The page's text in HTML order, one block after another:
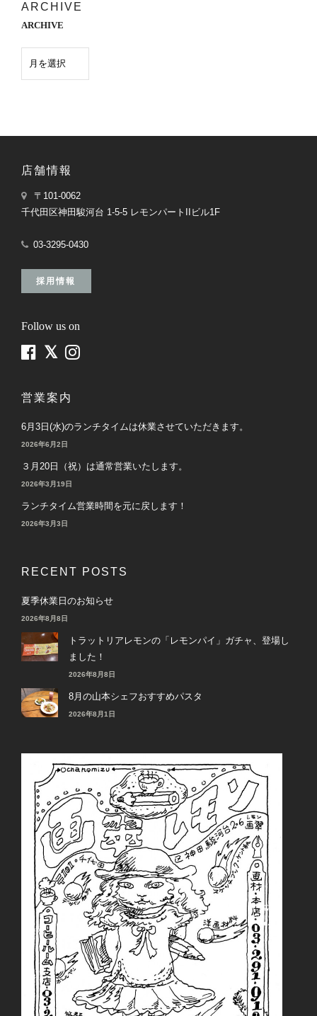
ARCHIVE
ARCHIVE
店舗情報
〒101-0062
千代田区神田駿河台 1-5-5 レモンパートIIビル1F
03-3295-0430
採用情報
Follow us on
営業案内
6月3日(水)のランチタイムは休業させていただきます。
2026年6月2日
３月20日（祝）は通常営業いたします。
2026年3月19日
ランチタイム営業時間を元に戻します！
2026年3月3日
RECENT POSTS
夏季休業日のお知らせ
2026年8月8日
トラットリアレモンの「レモンパイ」ガチャ、登場し
ました！
2026年8月8日
8月の山本シェフおすすめパスタ
2026年8月1日